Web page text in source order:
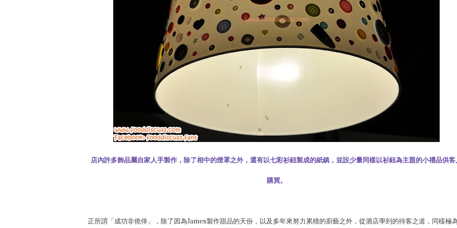
店內許多飾品屬自家人手製作，除了相中的燈罩之外，還有以七彩衫鈕製成的紙鎮，並設少量同樣以衫鈕為主題的小禮品供客
購買。
正所謂「成功非僥倖」，除了因為James製作甜品的天份，以及多年來努力累積的廚藝之外，從酒店學到的待客之道，同樣極